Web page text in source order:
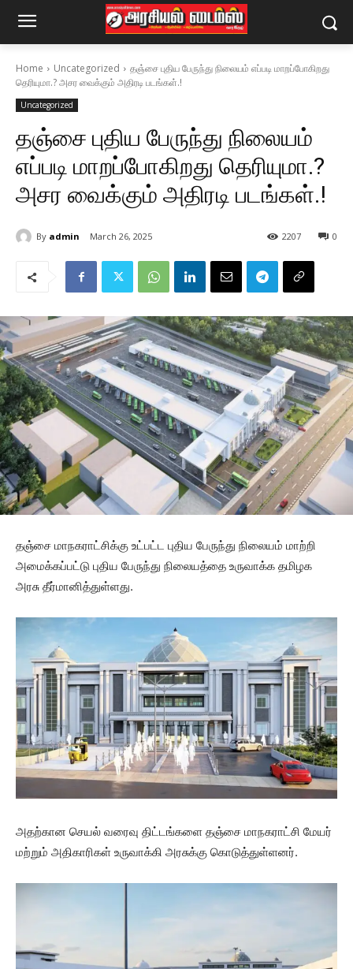
Home Uncategorized
தஞ்சை புதிய பேருந்து நிலையம் எப்படி மாறப்போகிறது
தெரியுமா.? அசர வைக்கும் அதிரடி படங்கள்.!
Uncategorized
தஞ்சை புதிய பேருந்து நிலையம்
எப்படி மாறப்போகிறது தெரியுமா.?
அசர வைக்கும் அதிரடி படங்கள்.!
By admin March 26, 2025 0
2207
தஞ்சை மாநகராட்சிக்கு உட்பட்ட புதிய பேருந்து நிலையம் மாற்றி
அமைக்கப்பட்டு புதிய பேருந்து நிலையத்தை உருவாக்க தமிழக
அரசு தீர்மானித்துள்ளது.
அதற்கான செயல் வரைவு திட்டங்களை தஞ்சை மாநகராட்சி மேயர்
மற்றும் அதிகாரிகள் உருவாக்கி அரசுக்கு கொடுத்துள்ளனர்.